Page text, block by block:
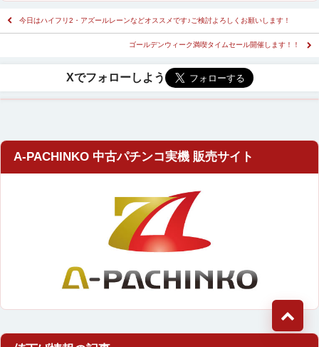
今日はハイフリ2・アズールレーンなどオススメです♪ご検討よろしくお願いします！
ゴールデンウィーク満喫タイムセール開催します！！
A-PACHINKO 中古パチンコ実機 販売サイト